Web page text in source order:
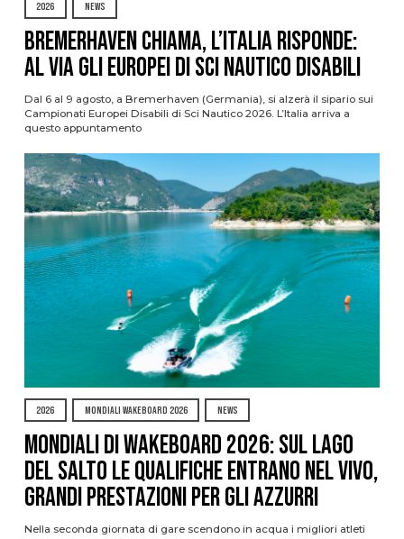
2026 NEWS
Bremerhaven chiama, l’Italia risponde:
al via gli Europei di Sci Nautico Disabili
Dal 6 al 9 agosto, a Bremerhaven (Germania), si alzerà il sipario sui
Campionati Europei Disabili di Sci Nautico 2026. L’Italia arriva a
questo appuntamento
2026 MONDIALI WAKEBOARD 2026 NEWS
Mondiali di Wakeboard 2026: sul Lago
del Salto le qualifiche entrano nel vivo,
grandi prestazioni per gli azzurri
Nella seconda giornata di gare scendono in acqua i migliori atleti